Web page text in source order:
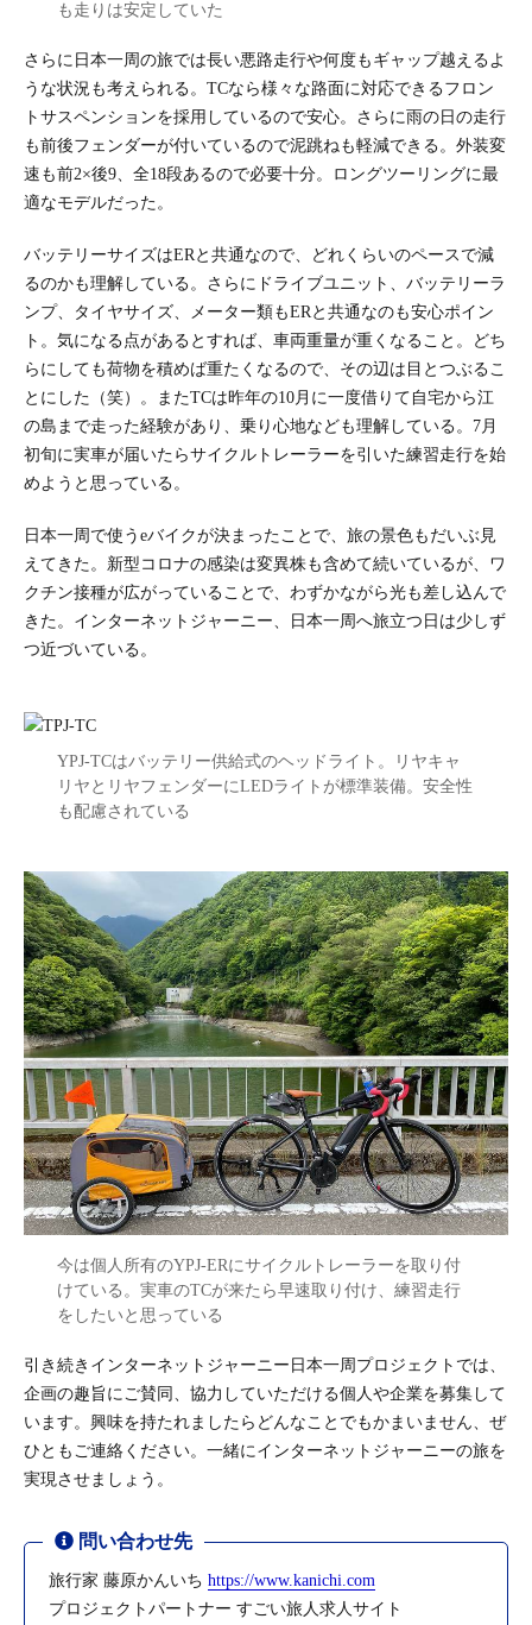
も走りは安定していた
さらに日本一周の旅では長い悪路走行や何度もギャップ越えるよ
うな状況も考えられる。TCなら様々な路面に対応できるフロン
トサスペンションを採用しているので安心。さらに雨の日の走行
も前後フェンダーが付いているので泥跳ねも軽減できる。外装変
速も前2×後9、全18段あるので必要十分。ロングツーリングに最
適なモデルだった。
バッテリーサイズはERと共通なので、どれくらいのペースで減
るのかも理解している。さらにドライブユニット、バッテリーラ
ンプ、タイヤサイズ、メーター類もERと共通なのも安心ポイン
ト。気になる点があるとすれば、車両重量が重くなること。どち
らにしても荷物を積めば重たくなるので、その辺は目とつぶるこ
とにした（笑）。またTCは昨年の10月に一度借りて自宅から江
の島まで走った経験があり、乗り心地なども理解している。7月
初旬に実車が届いたらサイクルトレーラーを引いた練習走行を始
めようと思っている。
日本一周で使うeバイクが決まったことで、旅の景色もだいぶ見
えてきた。新型コロナの感染は変異株も含めて続いているが、ワ
クチン接種が広がっていることで、わずかながら光も差し込んで
きた。インターネットジャーニー、日本一周へ旅立つ日は少しず
つ近づいている。
YPJ-TCはバッテリー供給式のヘッドライト。リヤキャ
リヤとリヤフェンダーにLEDライトが標準装備。安全性
も配慮されている
今は個人所有のYPJ-ERにサイクルトレーラーを取り付
けている。実車のTCが来たら早速取り付け、練習走行
をしたいと思っている
引き続きインターネットジャーニー日本一周プロジェクトでは、
企画の趣旨にご賛同、協力していただける個人や企業を募集して
います。興味を持たれましたらどんなことでもかまいません、ぜ
ひともご連絡ください。一緒にインターネットジャーニーの旅を
実現させましょう。
問い合わせ先
旅行家 藤原かんいち https://www.kanichi.com
プロジェクトパートナー すごい旅人求人サイト